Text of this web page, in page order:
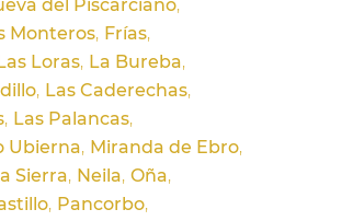
del Piscarciano
Monteros Frías
Loras La Bureba
Las Caderechas
Las Palancas
Ubierna
Miranda de Ebro
Sierra
Neila Oña
Pancorbo